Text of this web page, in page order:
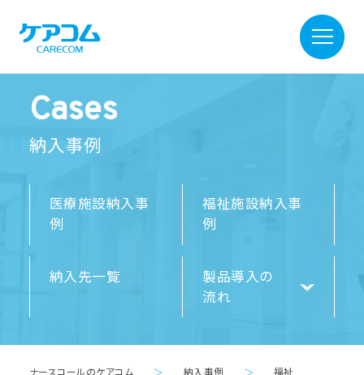
Cases
納入事例
医療施設納入事
例
福祉施設納入事
例
納入先一覧
製品導入の
流れ